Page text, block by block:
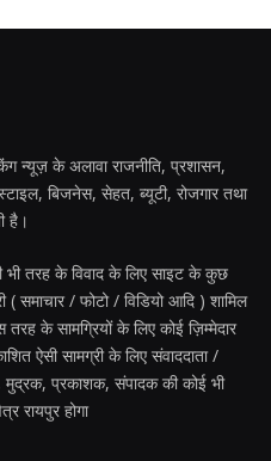
न्यूज़ के अलावा राजनीति, प्रशासन,
बिजनेस, सेहत, ब्यूटी, रोजगार तथा
है।
तरह के विवाद के लिए साइट के कुछ
( समाचार / फोटो / विडियो आदि ) शामिल
के सामग्रियों के लिए कोई ज़िम्मेदार
ऐसी सामग्री के लिए संवाददाता /
मुद्रक, प्रकाशक, संपादक की कोई भी
रायपुर होगा